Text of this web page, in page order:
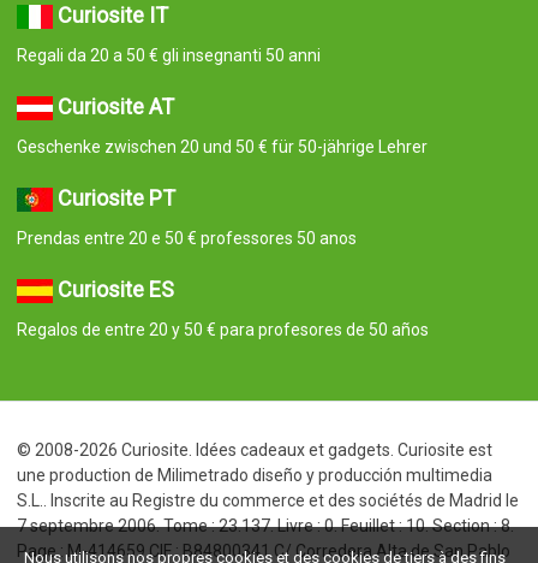
Curiosite IT
Regali da 20 a 50 € gli insegnanti 50 anni
Curiosite AT
Geschenke zwischen 20 und 50 € für 50-jährige Lehrer
Curiosite PT
Prendas entre 20 e 50 € professores 50 anos
Curiosite ES
Regalos de entre 20 y 50 € para profesores de 50 años
© 2008-2026 Curiosite. Idées cadeaux et gadgets. Curiosite est
une production de Milimetrado diseño y producción multimedia
S.L.. Inscrite au Registre du commerce et des sociétés de Madrid le
7 septembre 2006. Tome : 23.137. Livre : 0. Feuillet : 10. Section : 8.
Page : M-414659 CIF : B84800341 C/ Corredera Alta de San Pablo
Nous utilisons nos propres cookies et des cookies de tiers à des fins